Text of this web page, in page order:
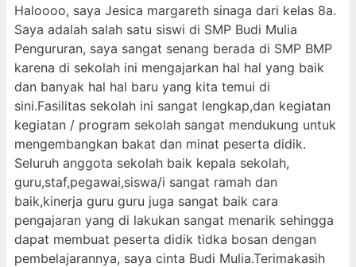
Haloooo, saya Jesica margareth sinaga dari kelas 8a.
Saya adalah salah satu siswi di SMP Budi Mulia
Pengururan, saya sangat senang berada di SMP BMP
karena di sekolah ini mengajarkan hal hal yang baik
dan banyak hal hal baru yang kita temui di
sini.Fasilitas sekolah ini sangat lengkap,dan kegiatan
kegiatan / program sekolah sangat mendukung untuk
mengembangkan bakat dan minat peserta didik.
Seluruh anggota sekolah baik kepala sekolah,
guru,staf,pegawai,siswa/i sangat ramah dan
baik,kinerja guru guru juga sangat baik cara
pengajaran yang di lakukan sangat menarik sehingga
dapat membuat peserta didik tidka bosan dengan
pembelajarannya, saya cinta Budi Mulia.Terimakasih